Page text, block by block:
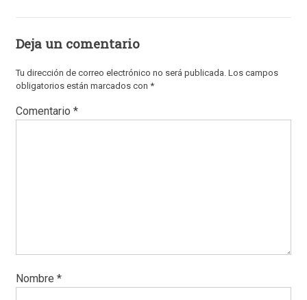
Deja un comentario
Tu dirección de correo electrónico no será publicada. Los campos
obligatorios están marcados con *
Comentario *
Nombre *